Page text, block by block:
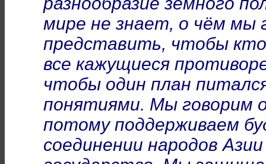
мире не знает, о чём мы
представить, чтобы
все кажущиеся
чтобы один план
понятиями. Мы говорим
потому поддерживаем
соединении народов